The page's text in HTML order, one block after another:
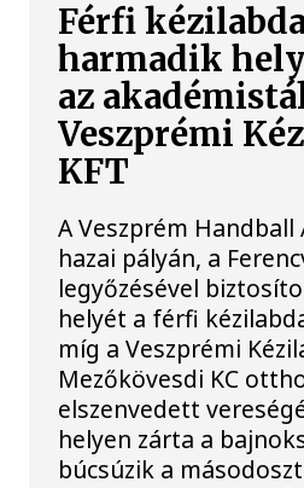
Férfi
harmadik
az
Veszprémi
KFT
A Veszprém Handball
hazai pályán, a
legyőzésével
helyét a férfi
míg a Veszprémi
Mezőkövesdi KC
elszenvedett
helyen zárta a
búcsúzik a